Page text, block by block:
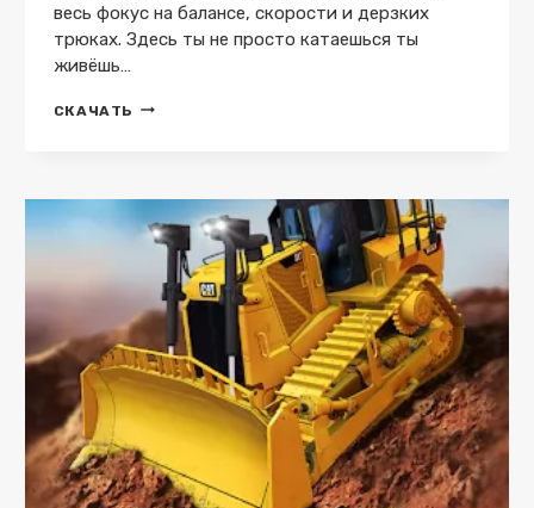
весь фокус на балансе, скорости и дерзких
трюках. Здесь ты не просто катаешься ты
живёшь…
СКАЧАТЬ WHEELIE
ОТКРЫТО)